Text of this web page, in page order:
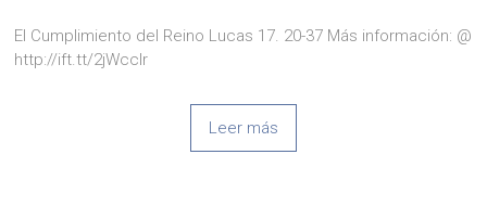
El Cumplimiento del Reino Lucas 17. 20-37 Más información: @
http://ift.tt/2jWcclr
Leer más